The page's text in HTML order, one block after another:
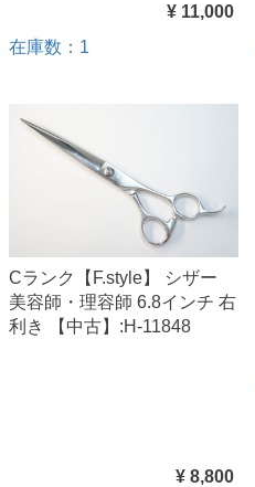
¥ 11,000
在庫数：1
Cランク【F.style】 シザー
美容師・理容師 6.8インチ 右
利き 【中古】:H-11848
¥ 8,800